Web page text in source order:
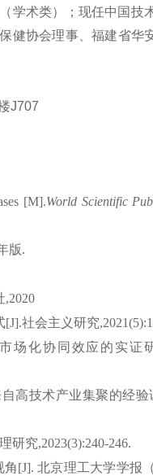
学术类）；现任中国技
健协会理事、福建省华
J707
[M].WorldScientific
版.
,2020
[J].社会主义研究
场化协同效应的实证
高技术产业集聚的经验
研究,2023(3):240-246.
角[J].北京理工大学学报